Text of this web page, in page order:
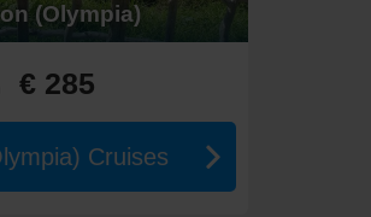
(Olympia)
€ 285
Cruises